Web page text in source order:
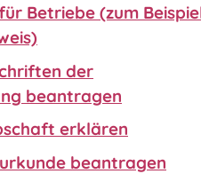
Betriebe (zum
der
beantragen
erklären
beantragen